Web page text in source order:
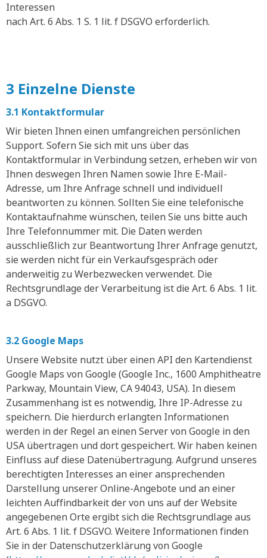
Interessen
nach Art. 6 Abs. 1 S. 1 lit. f DSGVO erforderlich.
3 Einzelne Dienste
3.1 Kontaktformular
Wir bieten Ihnen einen umfangreichen persönlichen
Support. Sofern Sie sich mit uns über das
Kontaktformular in Verbindung setzen, erheben wir von
Ihnen deswegen Ihren Namen sowie Ihre E-Mail-
Adresse, um Ihre Anfrage schnell und individuell
beantworten zu können. Sollten Sie eine telefonische
Kontaktaufnahme wünschen, teilen Sie uns bitte auch
Ihre Telefonnummer mit. Die Daten werden
ausschließlich zur Beantwortung Ihrer Anfrage genutzt,
sie werden nicht für ein Verkaufsgespräch oder
anderweitig zu Werbezwecken verwendet. Die
Rechtsgrundlage der Verarbeitung ist die Art. 6 Abs. 1 lit.
a DSGVO.
3.2 Google Maps
Unsere Website nutzt über einen API den Kartendienst
Google Maps von Google (Google Inc., 1600 Amphitheatre
Parkway, Mountain View, CA 94043, USA). In diesem
Zusammenhang ist es notwendig, Ihre IP-Adresse zu
speichern. Die hierdurch erlangten Informationen
werden in der Regel an einen Server von Google in den
USA übertragen und dort gespeichert. Wir haben keinen
Einfluss auf diese Datenübertragung. Aufgrund unseres
berechtigten Interesses an einer ansprechenden
Darstellung unserer Online-Angebote und an einer
leichten Auffindbarkeit der von uns auf der Website
angegebenen Orte ergibt sich die Rechtsgrundlage aus
Art. 6 Abs. 1 lit. f DSGVO. Weitere Informationen finden
Sie in der Datenschutzerklärung von Google